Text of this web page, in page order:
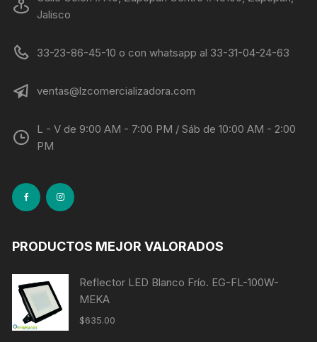
Jalisco
33-23-86-45-10 o con whatsapp al 33-31-04-24-63
ventas@lzcomercializadora.com
L - V de 9:00 AM - 7:00 PM / Sáb de 10:00 AM - 2:00
PM
PRODUCTOS MEJOR VALORADOS
Reflector LED Blanco Frío. EG-FL-100W-
MEKA
$635.00